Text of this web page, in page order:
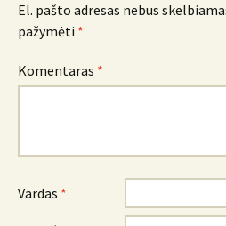
El. pašto adresas nebus
pažymėti *
Komentaras *
Vardas *